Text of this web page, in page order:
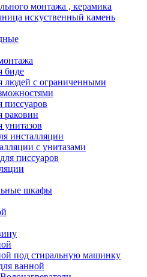
монтажа , керамика
искуственный камень
биде
людей с ограниченными
писсуаров
раковин
унитазов
инсталляции
с унитазами
писсуаров
шкафы
под стиральную машинку
ванной